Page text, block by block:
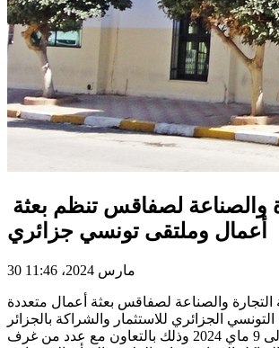
أعمال وملتقى تونسي جزائري
30 مارس 2024، 11:46
والصناعة لصفاقس بعثة أعمال متعددة
الجزائري للاستثمار والشراكة بالجزائر
العاصمة من 5 الى 9 ماي 2024 وذلك بالتعاون مع عدد من غرف